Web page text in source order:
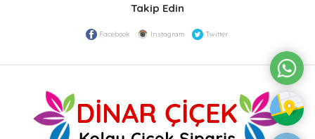
Takip Edin
Facebook Instagram Twitter